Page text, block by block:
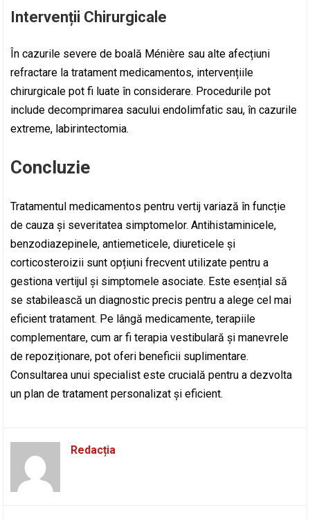
Intervenții Chirurgicale
În cazurile severe de boală Ménière sau alte afecțiuni
refractare la tratament medicamentos, intervențiile
chirurgicale pot fi luate în considerare. Procedurile pot
include decomprimarea sacului endolimfatic sau, în cazurile
extreme, labirintectomia.
Concluzie
Tratamentul medicamentos pentru vertij variază în funcție
de cauza și severitatea simptomelor. Antihistaminicele,
benzodiazepinele, antiemeticele, diureticele și
corticosteroizii sunt opțiuni frecvent utilizate pentru a
gestiona vertijul și simptomele asociate. Este esențial să
se stabilească un diagnostic precis pentru a alege cel mai
eficient tratament. Pe lângă medicamente, terapiile
complementare, cum ar fi terapia vestibulară și manevrele
de repoziționare, pot oferi beneficii suplimentare.
Consultarea unui specialist este crucială pentru a dezvolta
un plan de tratament personalizat și eficient.
Redacția